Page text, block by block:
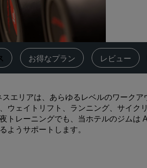
見積もりを依頼する
イベントの目的地
業界ソリューション
フライトを検索
ダイニング
レストランを探す
お得なプラン レビュー
エリアは、あらゆるレベルのワークア
ウェイトリフト、ランニング、サイク
トレーニングでも、当ホテルのジムは
ようサポートします。